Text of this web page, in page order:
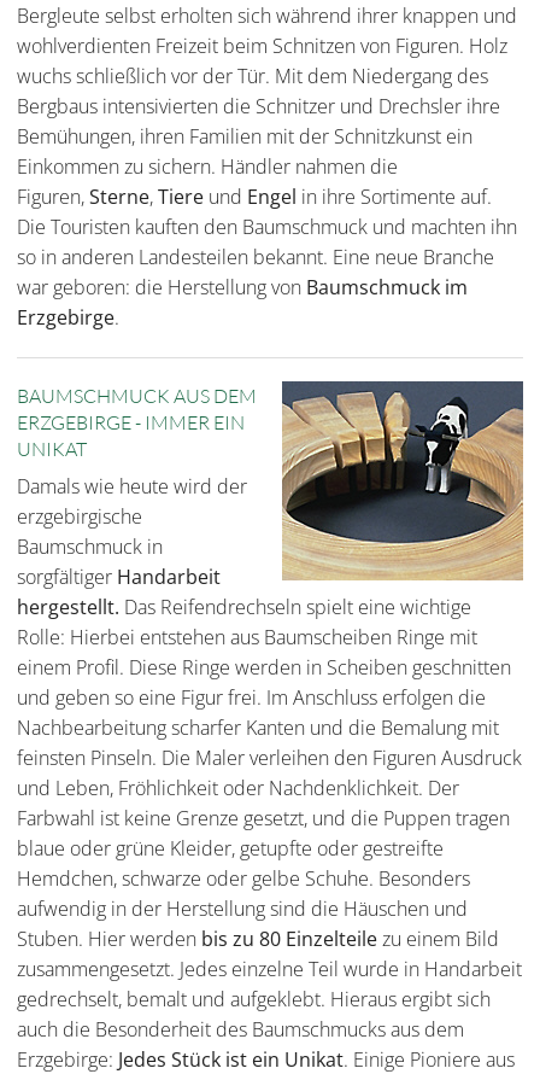
Bergleute selbst erholten sich während ihrer knappen und
wohlverdienten Freizeit beim Schnitzen von Figuren. Holz
wuchs schließlich vor der Tür. Mit dem Niedergang des
Bergbaus intensivierten die Schnitzer und Drechsler ihre
Bemühungen, ihren Familien mit der Schnitzkunst ein
Einkommen zu sichern. Händler nahmen die
Figuren,Sterne,Tiere und Engel in ihre Sortimente auf.
Die Touristen kauften den Baumschmuck und machten ihn
so in anderen Landesteilen bekannt. Eine neue Branche
war geboren: die Herstellung von Baumschmuck im
Erzgebirge.
BAUMSCHMUCK AUS DEM
ERZGEBIRGE - IMMER EIN
UNIKAT
Damals wie heute wird der
erzgebirgische
Baumschmuck in
sorgfältiger Handarbeit
hergestellt. Das Reifendrechseln spielt eine wichtige
Rolle: Hierbei entstehen aus Baumscheiben Ringe mit
einem Profil. Diese Ringe werden in Scheiben geschnitten
und geben so eine Figur frei. Im Anschluss erfolgen die
Nachbearbeitung scharfer Kanten und die Bemalung mit
feinsten Pinseln. Die Maler verleihen den Figuren Ausdruck
und Leben, Fröhlichkeit oder Nachdenklichkeit. Der
Farbwahl ist keine Grenze gesetzt, und die Puppen tragen
blaue oder grüne Kleider, getupfte oder gestreifte
Hemdchen, schwarze oder gelbe Schuhe. Besonders
aufwendig in der Herstellung sind die Häuschen und
Stuben. Hier werden bis zu 80 Einzelteilezu einem Bild
zusammengesetzt. Jedes einzelne Teil wurde in Handarbeit
gedrechselt, bemalt und aufgeklebt. Hieraus ergibt sich
auch die Besonderheit des Baumschmucks aus dem
Erzgebirge: Jedes Stück ist ein Unikat. Einige Pioniere aus